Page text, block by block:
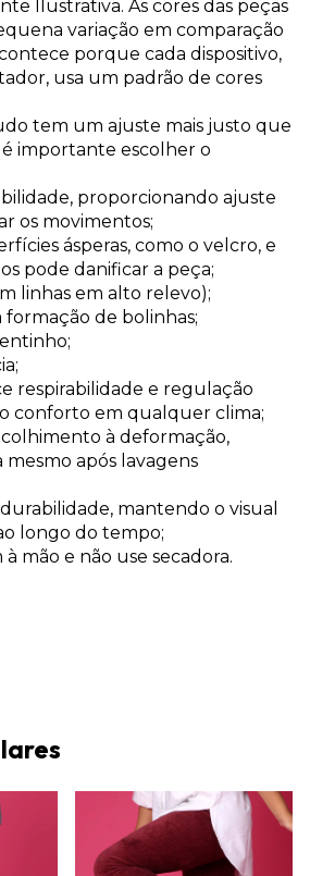
Ilustrativa. As cores das peças
variação em comparação
porque cada dispositivo,
usa um padrão de cores
tem um ajuste mais justo que
é importante escolher o
, proporcionando ajuste
os movimentos;
ásperas, como o velcro, e
pode danificar a peça;
linhas em alto relevo);
de bolinhas;
respirabilidade e regulação
conforto em qualquer clima;
à deformação,
após lavagens
mantendo o visual
longo do tempo;
mão e não use secadora.